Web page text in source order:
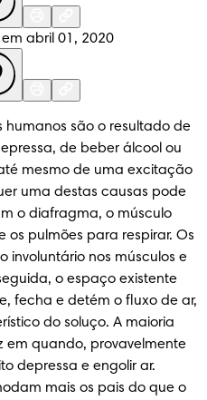
abril 01, 2020
humanos são o resultado de
de beber álcool ou
mesmo de uma excitação
uma destas causas pode
o diafragma, o músculo
pulmões para respirar. Os
involuntário nos músculos e
o espaço existente
fecha e detém o fluxo de ar,
do soluço. A maioria
em quando, provavelmente
depressa e engolir ar.
mais os pais do que o